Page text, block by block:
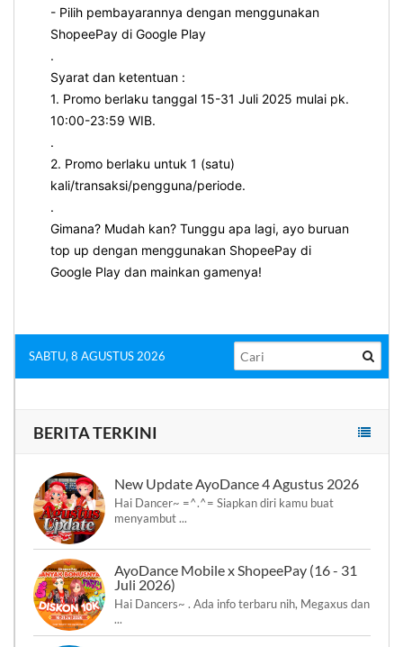
- Pilih pembayarannya dengan menggunakan
ShopeePay di Google Play
.
Syarat dan ketentuan :
1. Promo berlaku tanggal 15-31 Juli 2025 mulai pk.
10:00-23:59 WIB.
.
2. Promo berlaku untuk 1 (satu)
kali/transaksi/pengguna/periode.
.
Gimana? Mudah kan? Tunggu apa lagi, ayo buruan
top up dengan menggunakan ShopeePay di
Google Play dan mainkan gamenya!
SABTU, 8 AGUSTUS 2026
BERITA TERKINI
New Update AyoDance 4 Agustus 2026
Hai Dancer~ =^.^= Siapkan diri kamu buat
menyambut ...
AyoDance Mobile x ShopeePay (16 - 31
Juli 2026)
Hai Dancers~ . Ada info terbaru nih, Megaxus dan
...